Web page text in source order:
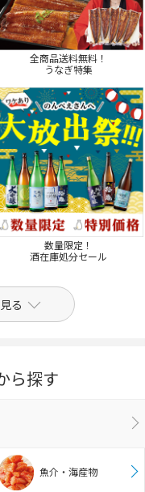
全商品送料無料！
うなぎ特集
数量限定！
酒在庫処分セール
る
ら探す
魚介・海産物